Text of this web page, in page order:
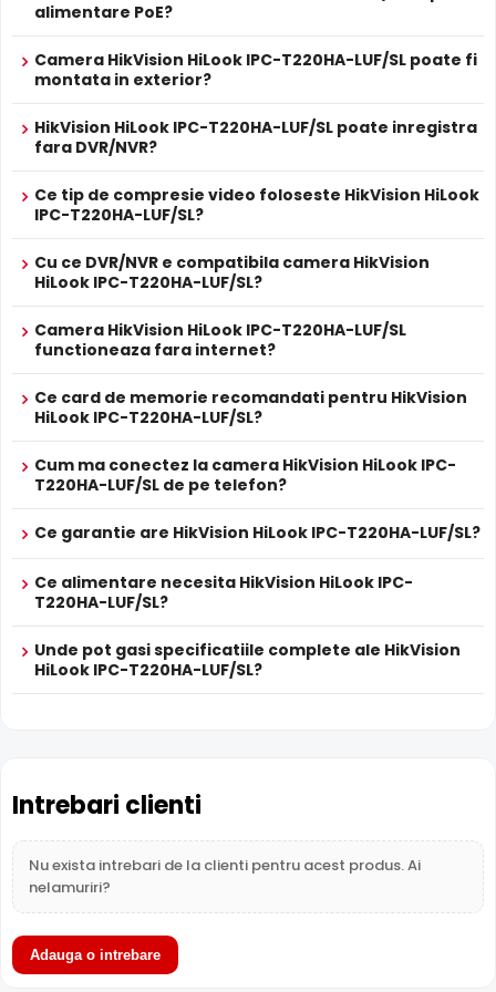
BLC (Compensare Lumina)
dotata camera HikVision HiLook IPC-T220HA-LUF/SL,
permite ca obiectele aflate pe un fundal foarte luminos
acces) sa fie vizibile.
Microfon Incorporat
incorporatcare permite inregistrarea audio in timp real.
Sunetul se sincronizeaza cu imaginea video, utila pentru
monitorizata.
prin camera.
Intrari Audio
Camera HikVision HiLook IPC-T220HA-LUF/SL are intrari
audio, la care puteti conecta microfoane, permitand
supravegherea audio de la distanta, de pe PC sau chiar
telefonul mobil.
Camera supraveghere IP Dome Hybrid Light Hikvision
alba 30 m, detectie oameni / vehicule, slot card,
microfon, PoE
Alimentare
12V DC / 9.5 W
Sursa de alimentare NU este inclusa
POE
Se poate alimenta printr-un singur cablu UTP/FTP din
NVR sau Switch POE
Prospect
tehnic
HikVision HiLook IPC-T220HA-LUF/SL
* Specificatiile tehnice ale produsului HikVision HiLook IPC-T220HA-LUF/SL
au caracter informativ.
alimentare PoE?
Camera HikVision HiLook IPC-T220HA-LUF/SL poate fi
montata in exterior?
HikVision HiLook IPC-T220HA-LUF/SL poate inregistra
fara DVR/NVR?
Ce tip de compresie video foloseste HikVision HiLook
IPC-T220HA-LUF/SL?
Cu ce DVR/NVR e compatibila camera HikVision
HiLook IPC-T220HA-LUF/SL?
Camera HikVision HiLook IPC-T220HA-LUF/SL
functioneaza fara internet?
Ce card de memorie recomandati pentru HikVision
HiLook IPC-T220HA-LUF/SL?
Cum ma conectez la camera HikVision HiLook IPC-
T220HA-LUF/SL de pe telefon?
Ce garantie are HikVision HiLook IPC-T220HA-LUF/SL?
Ce alimentare necesita HikVision HiLook IPC-
T220HA-LUF/SL?
Unde pot gasi specificatiile complete ale HikVision
HiLook IPC-T220HA-LUF/SL?
Intrebari clienti
Nu exista intrebari de la clienti pentru acest produs. Ai
nelamuriri?
Adauga o intrebare